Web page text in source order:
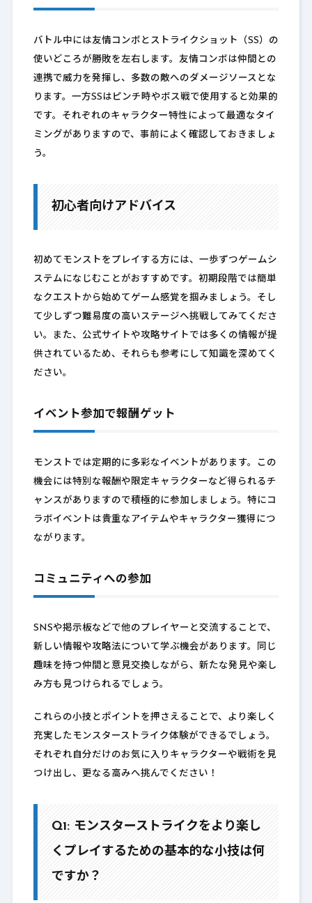
バトル中には友情コンボとストライクショット（SS）の
使いどころが勝敗を左右します。友情コンボは仲間との
連携で威力を発揮し、多数の敵へのダメージソースとな
ります。一方SSはピンチ時やボス戦で使用すると効果的
です。それぞれのキャラクター特性によって最適なタイ
ミングがありますので、事前によく確認しておきましょ
う。
初心者向けアドバイス
初めてモンストをプレイする方には、一歩ずつゲームシ
ステムになじむことがおすすめです。初期段階では簡単
なクエストから始めてゲーム感覚を掴みましょう。そし
て少しずつ難易度の高いステージへ挑戦してみてくださ
い。また、公式サイトや攻略サイトでは多くの情報が提
供されているため、それらも参考にして知識を深めてく
ださい。
イベント参加で報酬ゲット
モンストでは定期的に多彩なイベントがあります。この
機会には特別な報酬や限定キャラクターなど得られるチ
ャンスがありますので積極的に参加しましょう。特にコ
ラボイベントは貴重なアイテムやキャラクター獲得につ
ながります。
コミュニティへの参加
SNSや掲示板などで他のプレイヤーと交流することで、
新しい情報や攻略法について学ぶ機会があります。同じ
趣味を持つ仲間と意見交換しながら、新たな発見や楽し
み方も見つけられるでしょう。
これらの小技とポイントを押さえることで、より楽しく
充実したモンスターストライク体験ができるでしょう。
それぞれ自分だけのお気に入りキャラクターや戦術を見
つけ出し、更なる高みへ挑んでください！
Q1: モンスターストライクをより楽し
くプレイするための基本的な小技は何
ですか？